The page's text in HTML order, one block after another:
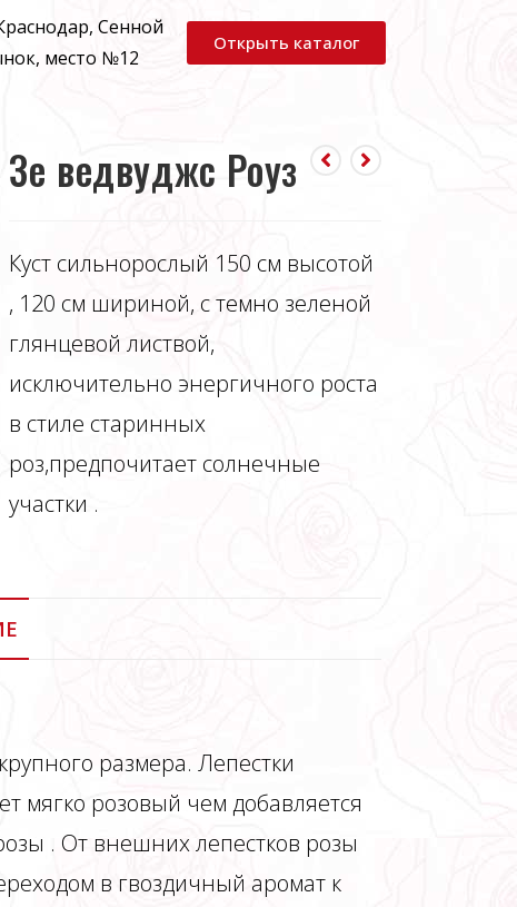
Сенной
место №12
Открыть каталог
Зе ведвуджс Роуз
Куст сильнорослый 150 см высотой
, 120 см шириной, с темно зеленой
глянцевой листвой,
исключительно энергичного роста
в стиле старинных
роз,предпочитает солнечные
участки .
размера. Лепестки
мягко розовый чем добавляется
. От внешних лепестков розы
в гвоздичный аромат к